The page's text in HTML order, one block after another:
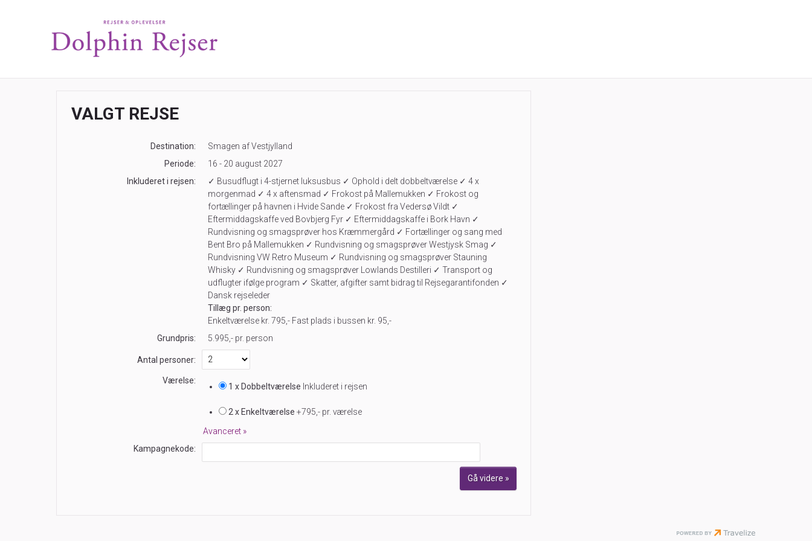
VALGT REJSE
Destination:
Smagen af Vestjylland
Periode:
16 - 20 august 2027
Inkluderet i rejsen:
✓ Busudflugt i 4-stjernet luksusbus ✓ Ophold i delt dobbeltværelse ✓ 4 x
morgenmad ✓ 4 x aftensmad ✓ Frokost på Mallemukken ✓ Frokost og
fortællinger på havnen i Hvide Sande ✓ Frokost fra Vedersø Vildt ✓
Eftermiddagskaffe ved Bovbjerg Fyr ✓ Eftermiddagskaffe i Bork Havn ✓
Rundvisning og smagsprøver hos Kræmmergård ✓ Fortællinger og sang med
Bent Bro på Mallemukken ✓ Rundvisning og smagsprøver Westjysk Smag ✓
Rundvisning VW Retro Museum ✓ Rundvisning og smagsprøver Stauning
Whisky ✓ Rundvisning og smagsprøver Lowlands Destilleri ✓ Transport og
udflugter ifølge program ✓ Skatter, afgifter samt bidrag til Rejsegarantifonden ✓
Dansk rejseleder
Tillæg pr. person:
Enkeltværelse kr. 795,- Fast plads i bussen kr. 95,-
Grundpris:
5.995,- pr. person
Antal personer:
Værelse:
1 x Dobbeltværelse Inkluderet i rejsen
2 x Enkeltværelse +795,- pr. værelse
Avanceret »
Kampagnekode: